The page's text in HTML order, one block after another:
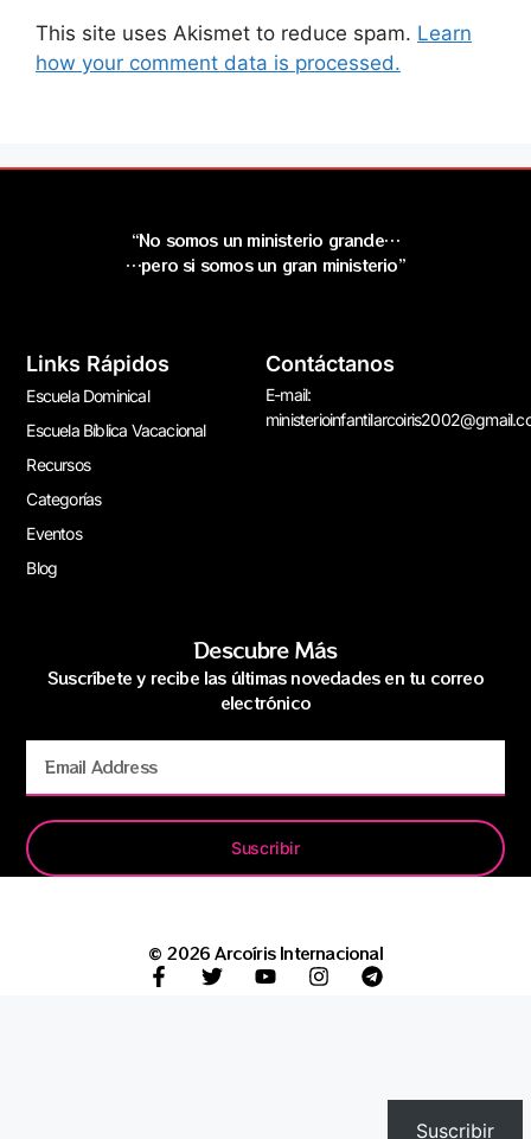
This site uses Akismet to reduce spam. Learn
how your comment data is processed.
“No somos un ministerio grande…
…pero si somos un gran ministerio”
Links Rápidos
Escuela Dominical
Escuela Bíblica Vacacional
Recursos
Categorías
Eventos
Blog
Contáctanos
E-mail:
Descubre Más
Suscríbete y recibe las últimas novedades en tu correo
electrónico
Suscribir
© 2026 Arcoíris Internacional
Suscribir